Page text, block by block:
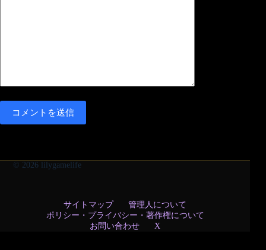
コメントを送信
© 2026 lilygamelife
サイトマップ
管理人について
ポリシー・プライバシー・著作権について
お問い合わせ
X